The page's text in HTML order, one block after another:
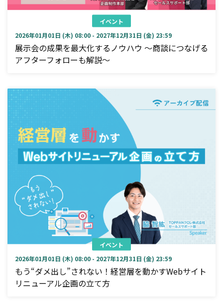
イベント
2026年01月01日 (木) 08:00 - 2027年12月31日 (金) 23:59
展示会の成果を最大化するノウハウ ～商談につなげる
アフターフォローも解説～
イベント
2026年01月01日 (木) 08:00 - 2027年12月31日 (金) 23:59
もう“ダメ出し”されない！経営層を動かすWebサイト
リニューアル企画の立て方